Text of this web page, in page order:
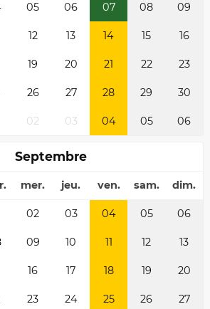
05 06 07 08 09
12 13 14 15 16
19 20 21 22 23
26 27 28 29 30
02 03 04 05 06
Septembre
mer. jeu. ven. sam. dim.
02 03 04 05 06
09 10 11 12 13
16 17 18 19 20
23 24 25 26 27